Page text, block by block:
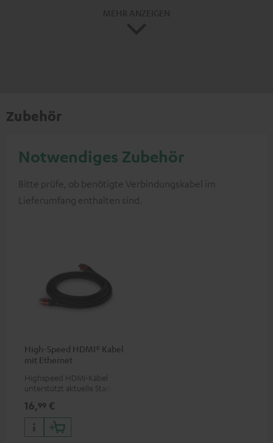
Zubehör
Notwendiges Zubehör
Bitte prüfe, ob benötigte Verbindungskabel im
Lieferumfang enthalten sind.
High-Speed HDMI® Kabel
mit Ethernet
Highspeed HDMI-Kabel
unterstützt aktuelle Standards
16,99 €